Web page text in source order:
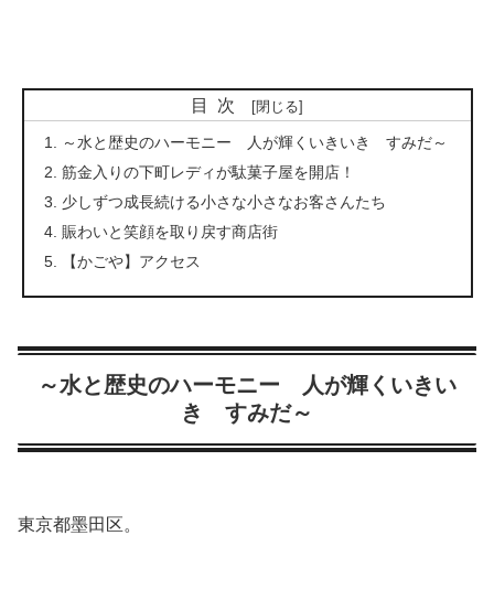
目次
～水と歴史のハーモニー 人が輝くいきいき すみだ～
筋金入りの下町レディが駄菓子屋を開店！
少しずつ成長続ける小さな小さなお客さんたち
賑わいと笑顔を取り戻す商店街
【かごや】アクセス
～水と歴史のハーモニー 人が輝くいきい
き すみだ～
東京都墨田区。